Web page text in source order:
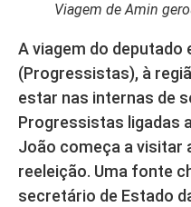
Viagem de Amin
A viagem do deputado
(Progressistas), à
estar nas internas de
Progressistas ligadas
João começa a visitar
reeleição. Uma fonte
secretário de Estado